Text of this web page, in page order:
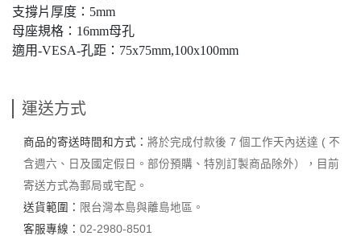
支撐片厚度：5mm
母座規格：16mm母孔
適用-VESA-孔距：75x75mm,100x100mm
運送方式
商品的寄送時間和方式： 將於完成付款後 7 個工作天內送達 ( 不
含週六、日及國定假日。部份預購、特別訂製商品除外），目前
寄送方式為郵局或宅配。
送貨範圍： 限台灣本島與離島地區。
客服專線： 02-2980-8501